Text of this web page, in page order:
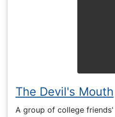
The Devil's Mouth
A group of college